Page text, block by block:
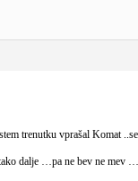
trenutku vprašal Komat
dalje …pa ne bev ne mev